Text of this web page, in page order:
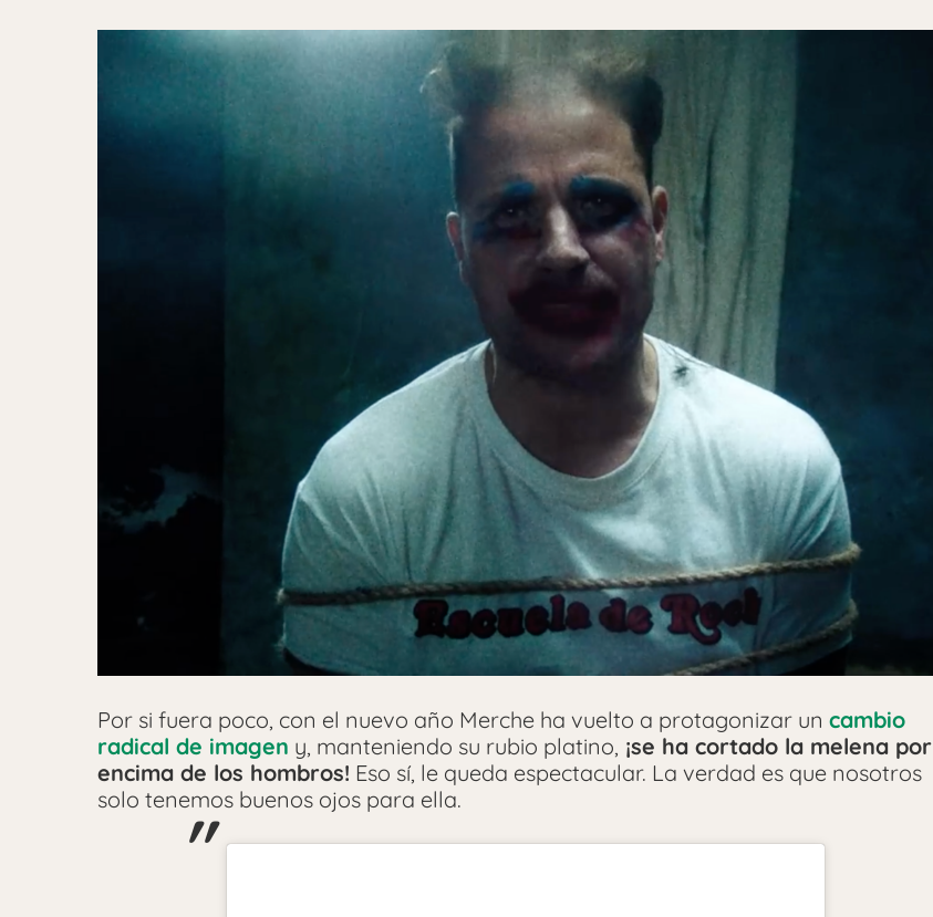
Por si fuera poco, con el nuevo año Merche ha vuelto a protagonizar un cambio
radical de imagen y, manteniendo su rubio platino, ¡se ha cortado la melena por
encima de los hombros! Eso sí, le queda espectacular. La verdad es que nosotros
solo tenemos buenos ojos para ella.